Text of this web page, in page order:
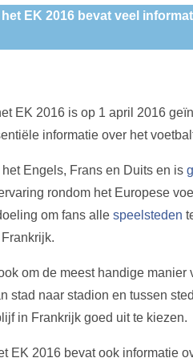
EK 2016 bevat veel
EK 2016 is op 1 april 2016
informatie over het
Engels, Frans en Duits en is
rondom het Europese
om fans alle speelsteden
om de meest handige
stad naar stadion en tussen
in Frankrijk goed uit te kiezen.
EK 2016 bevat ook informatie